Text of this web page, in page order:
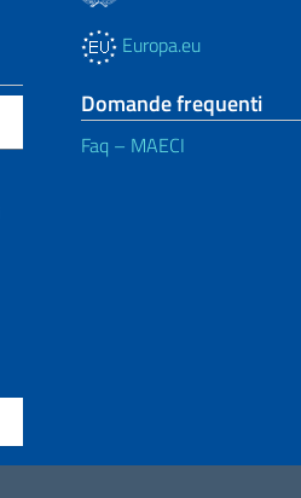
Europa.eu
Domande frequenti
Faq – MAECI